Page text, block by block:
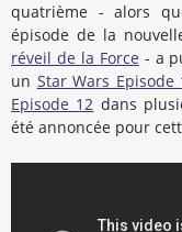
quatrième - alors
épisode de la
réveil de la Force - a
un Star Wars Episode
Episode 12 dans
été annoncée pour